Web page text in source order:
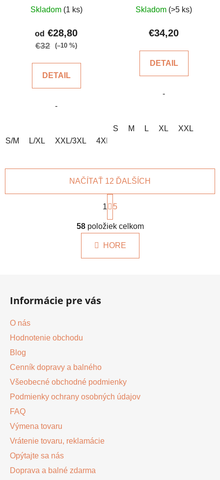
hodnotenie
produktu
je
5
Skladom (1 ks)
od €28,80
€32 (–10 %)
DETAIL
-
S/M L/XL XXL/3XL 4XL/5XL
hodnotenie
produktu
z
hviezdičiek.
Skladom (>5 ks)
€34,20
DETAIL
-
S M L XL XXL
O
v
l
á
d
ý
p
i
NAČÍTAŤ 12 ĎALŠÍCH
S
t
r
á
n
k
1 5
58položiek celkom
HORE
Informácie pre vás
O nás
Hodnotenie obchodu
Blog
Cenník dopravy a balného
Všeobecné obchodné podmienky
Podmienky ochrany osobných údajov
FAQ
Výmena tovaru
Vrátenie tovaru, reklamácie
Opýtajte sa nás
Doprava a balné zdarma